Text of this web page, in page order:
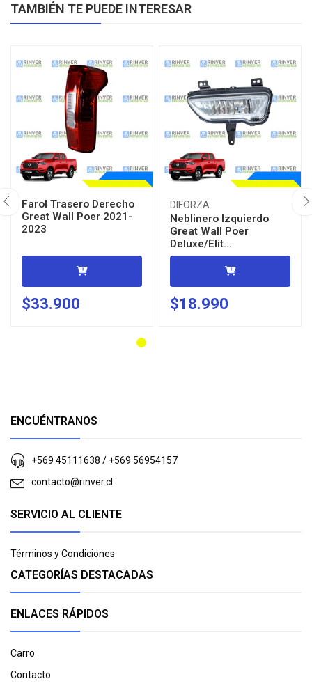
TAMBIÉN TE PUEDE INTERESAR
Farol Trasero Derecho
Great Wall Poer 2021-
2023
$33.900
DIFORZA
Neblinero Izquierdo
Great Wall Poer
Deluxe/Elit...
$18.990
ENCUÉNTRANOS
+569 45111638 / +569 56954157
contacto@rinver.cl
SERVICIO AL CLIENTE
Términos y Condiciones
CATEGORÍAS DESTACADAS
ENLACES RÁPIDOS
Carro
Contacto